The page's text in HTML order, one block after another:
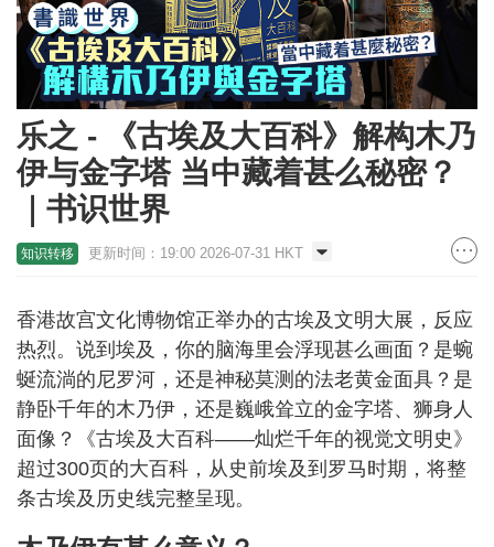
乐之 - 《古埃及大百科》解构木乃
伊与金字塔 当中藏着甚么秘密？
｜书识世界
知识转移 更新时间：19:00 2026-07-31 HKT
香港故宫文化博物馆正举办的古埃及文明大展，反应
热烈。说到埃及，你的脑海里会浮现甚么画面？是蜿
蜒流淌的尼罗河，还是神秘莫测的法老黄金面具？是
静卧千年的木乃伊，还是巍峨耸立的金字塔、狮身人
面像？《古埃及大百科——灿烂千年的视觉文明史》
超过300页的大百科，从史前埃及到罗马时期，将整
条古埃及历史线完整呈现。